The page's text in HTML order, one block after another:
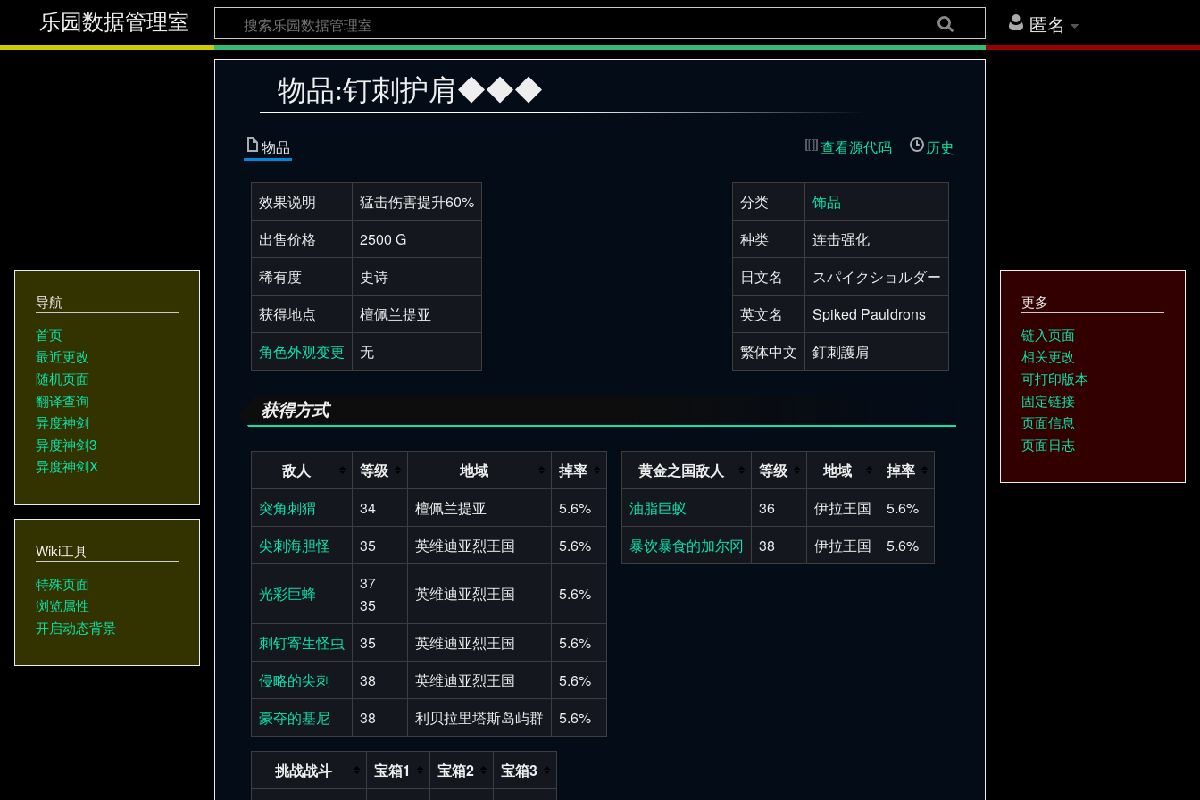
匿名
乐园数据管理室
物品:钉刺护肩◆◆◆
物品 查看源代码 历史
效果说明
猛击伤害提升60%
出售价格
2500 G
稀有度
史诗
获得地点
檀佩兰提亚
角色外观变更
无
分类
饰品
种类
连击强化
日文名
スパイクショルダー
英文名
Spiked Pauldrons
繁体中文
釘刺護肩
获得方式
敌人 等级 地域
掉率
突角刺猬
34 檀佩兰提亚
5.6%
尖刺海胆怪
35 英维迪亚烈王国 5.6%
光彩巨蜂
37
35
英维迪亚烈王国 5.6%
刺钉寄生怪虫 35 英维迪亚烈王国
5.6%
侵略的尖刺
38 英维迪亚烈王国
5.6%
豪夺的基尼
38 利贝拉里塔斯岛屿群 5.6%
黄金之国敌人 等级 地域
掉率
油脂巨蚁
36 伊拉王国
5.6%
暴饮暴食的加尔冈
38 伊拉王国 5.6%
挑战战斗 宝箱1 宝箱2
宝箱3
导航
首页
最近更改
随机页面
翻译查询
异度神剑
异度神剑3
异度神剑X
Wiki工具
特殊页面
浏览属性
开启动态背景
更多
链入页面
相关更改
可打印版本
固定链接
页面信息
页面日志